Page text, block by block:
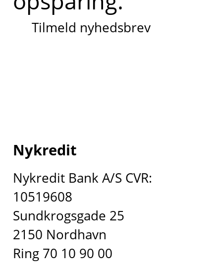
Tilmeld nyhedsbrev
Nykredit
Nykredit Bank A/S CVR:
10519608
Sundkrogsgade 25
2150 Nordhavn
Ring 70 10 90 00